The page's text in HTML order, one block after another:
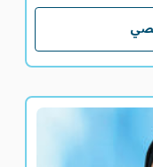
سلامة سعيد الفارسي
تغذية سريرية أولى